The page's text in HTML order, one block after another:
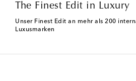
The Finest Edit in Luxury
Unser Finest Edit an mehr als 200
Luxusmarken